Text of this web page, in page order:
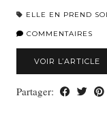
ELLE EN PREND
COMMENTAIRES
VOIR L’ARTICLE
Partager: